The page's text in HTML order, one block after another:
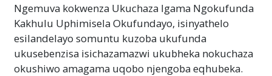
Ngemuva kokwenza Ukuchaza Igama Ngokufunda
Kakhulu Uphimisela Okufundayo, isinyathelo
esilandelayo somuntu kuzoba ukufunda
ukusebenzisa isichazamazwi ukubheka nokuchaza
okushiwo amagama uqobo njengoba eqhubeka.